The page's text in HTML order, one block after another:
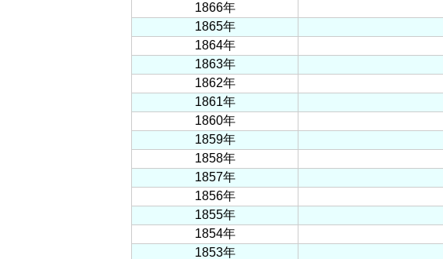
1866年
1865年
1864年
1863年
1862年
1861年
1860年
1859年
1858年
1857年
1856年
1855年
1854年
1853年